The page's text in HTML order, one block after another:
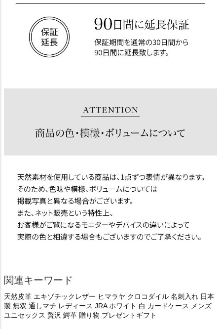
関連キーワード
天然皮革 エキゾチックレザー ヒマラヤ クロコダイル 名刺入れ 日本
製 無双 通しマチ レディース JRA ホワイト 白 カードケース メンズ
ユニセックス 贅沢 鰐革 贈り物 プレゼントギフト